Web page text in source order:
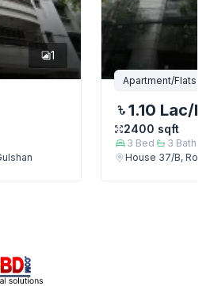
1
Apartment/Flats
1.10 Lac/
2400 sqft
3 Bed 3 Bath
House 37/B,